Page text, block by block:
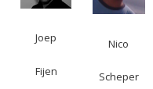
Joep
Fijen
Nico
Scheper